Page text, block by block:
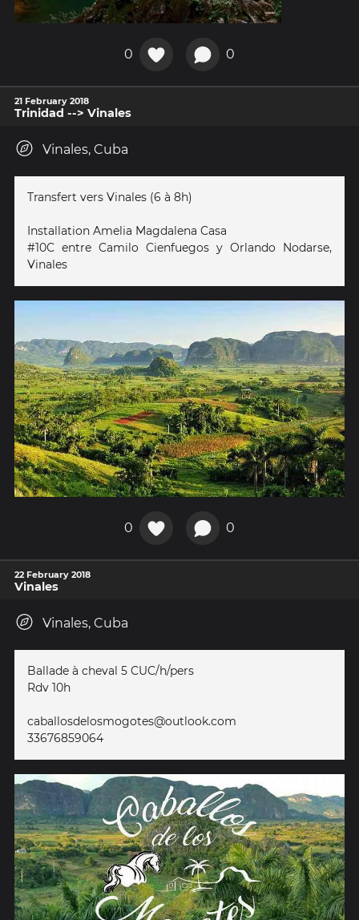
0 0
21 February 2018
Trinidad --> Vinales
Vinales, Cuba
Transfert vers Vinales (6 à 8h)
Installation Amelia Magdalena Casa
#10C entre Camilo Cienfuegos y Orlando Nodarse,
Vinales
0 0
22 February 2018
Vinales
Vinales, Cuba
Ballade à cheval 5 CUC/h/pers
Rdv 10h
caballosdelosmogotes@outlook.com
33676859064